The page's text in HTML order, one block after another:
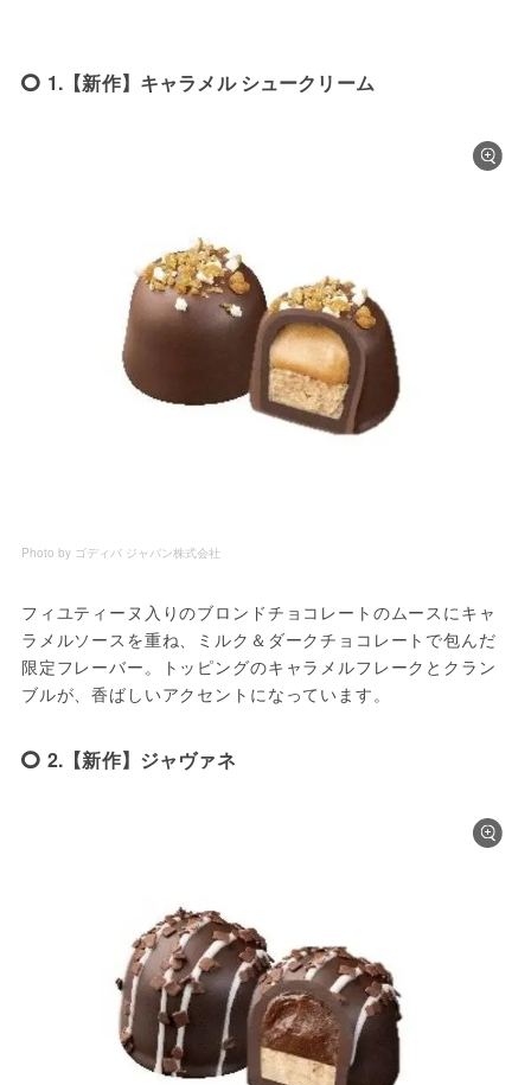
1.【新作】キャラメル シュークリーム
Photo by ゴディバ ジャパン株式会社
フィユティーヌ入りのブロンドチョコレートのムースにキャ
ラメルソースを重ね、ミルク＆ダークチョコレートで包んだ
限定フレーバー。トッピングのキャラメルフレークとクラン
ブルが、香ばしいアクセントになっています。
2.【新作】ジャヴァネ